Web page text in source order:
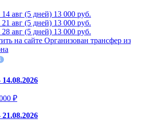
14 авг (5 дней) 13 000 руб.
21 авг (5 дней) 13 000 руб.
28 авг (5 дней) 13 000 руб.
на сайте Организован трансфер из
₽